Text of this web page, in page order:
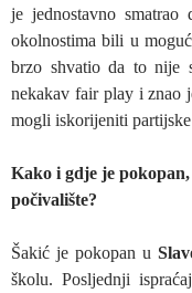
je jednostavno
okolnostima bili u
brzo shvatio da to nije
nekakav fair play i znao
mogli iskorijeniti
Kako i gdje je
počivalište?
Šakić je pokopan u
školu. Posljednji